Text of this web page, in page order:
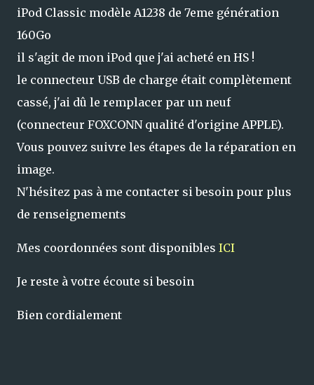
iPod Classic modèle A1238 de 7eme génération
160Go
il s'agit de mon iPod que j'ai acheté en HS !
le connecteur USB de charge était complètement
cassé, j'ai dû le remplacer par un neuf
(connecteur FOXCONN qualité d'origine APPLE).
Vous pouvez suivre les étapes de la réparation en
image.
N'hésitez pas à me contacter si besoin pour plus
de renseignements
Mes coordonnées sont disponibles ICI
Je reste à votre écoute si besoin
Bien cordialement